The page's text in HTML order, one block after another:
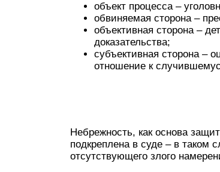
объект процесса –
обвиняемая сторона –
объективная сторона –
доказательства;
субъективная сторона –
отношение к
Небрежность, как основа
подкреплена в суде – в таком
отсутствующего злого